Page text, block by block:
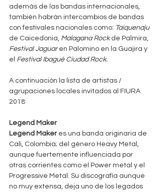
además de las bandas internacionales,
también habrán intercambios de bandas
con festivales nacionales como: Taiquenaju
de Caicedonia, Malagana Rock de Palmira,
Festival Jaguar en Palomino en la Guajira y
el Festival Ibagué Ciudad Rock.
A continuación la lista de artistas /
agrupaciones locales invitados al FIURA
2018
Legend Maker
Legend Maker es una banda originaria de
Cali, Colombia; del género Heavy Metal,
aunque fuertemente influenciada por
otras corrientes como el Power metal y el
Progressive Metal. Su discografía aunque
no muy extensa, deja uno de los legados